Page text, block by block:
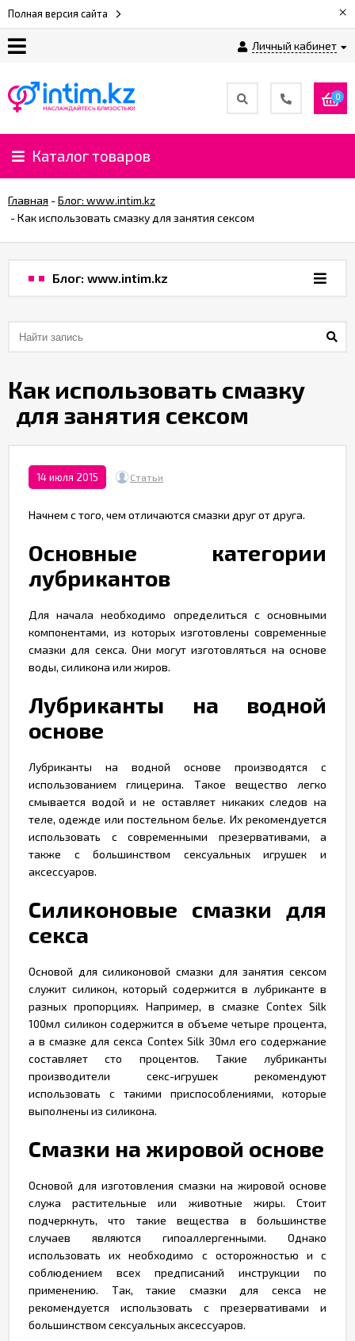
Полная версия сайта ×
Личный кабинет
нас
Доставка
и
⚡
Служба
качества
Контакты
Отзывы
0
Каталог товаров
Главная -Блог: www.intim.kz
-​Как использовать смазку для занятия сексом
​Как использовать смазку
для занятия сексом
14 июля 2015 Статьи
Начнем с того, чем отличаются смазки друг от друга.
Основные категории
лубрикантов
Для начала необходимо определиться с основными
компонентами, из которых изготовлены современные
смазки для секса. Они могут изготовляться на основе
воды, силикона или жиров.
Лубриканты на водной
основе
Лубриканты на водной основе производятся с
использованием глицерина. Такое вещество легко
смывается водой и не оставляет никаких следов на
теле, одежде или постельном белье. Их рекомендуется
использовать с современными презервативами, а
также с большинством сексуальных игрушек и
аксессуаров.
Силиконовые смазки для
секса
Основой для силиконовой смазки для занятия сексом
служит силикон, который содержится в лубриканте в
разных пропорциях. Например, в смазке Contex Silk
100мл силикон содержится в объеме четыре процента,
а в смазке для секса Contex Silk 30мл его содержание
составляет сто процентов. Такие лубриканты
производители секс-игрушек рекомендуют
использовать с такими приспособлениями, которые
выполнены из силикона.
Смазки на жировой основе
Основой для изготовления смазки на жировой основе
служа растительные или животные жиры. Стоит
подчеркнуть, что такие вещества в большинстве
случаев являются гипоаллергенными. Однако
использовать их необходимо с осторожностью и с
соблюдением всех предписаний инструкции по
применению. Так, такие смазки для секса не
рекомендуется использовать с презервативами и
большинством сексуальных аксессуаров.
Блог: www.intim.kz